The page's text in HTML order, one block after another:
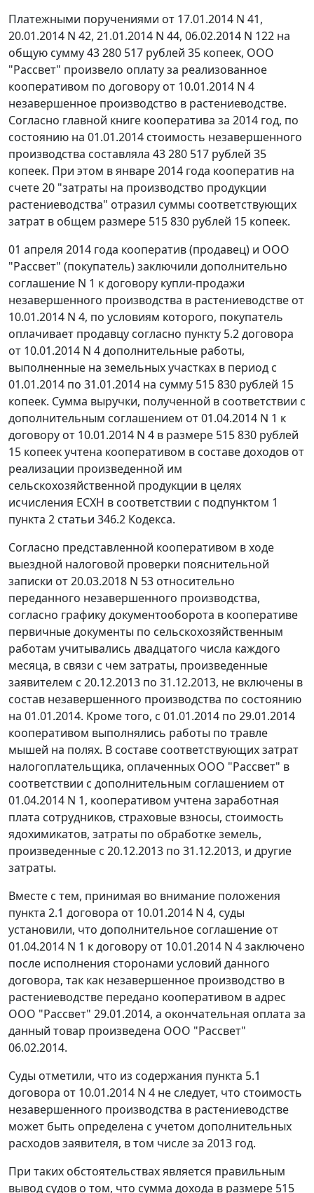
Платежными поручениями от 17.01.2014 N 41,
20.01.2014 N 42, 21.01.2014 N 44, 06.02.2014 N 122 на
общую сумму 43 280 517 рублей 35 копеек, ООО
"Рассвет" произвело оплату за реализованное
кооперативом по договору от 10.01.2014 N 4
незавершенное производство в растениеводстве.
Согласно главной книге кооператива за 2014 год, по
состоянию на 01.01.2014 стоимость незавершенного
производства составляла 43 280 517 рублей 35
копеек. При этом в январе 2014 года кооператив на
счете 20 "затраты на производство продукции
растениеводства" отразил суммы соответствующих
затрат в общем размере 515 830 рублей 15 копеек.
01 апреля 2014 года кооператив (продавец) и ООО
"Рассвет" (покупатель) заключили дополнительно
соглашение N 1 к договору купли-продажи
незавершенного производства в растениеводстве от
10.01.2014 N 4, по условиям которого, покупатель
оплачивает продавцу согласно пункту 5.2 договора
от 10.01.2014 N 4 дополнительные работы,
выполненные на земельных участках в период с
01.01.2014 по 31.01.2014 на сумму 515 830 рублей 15
копеек. Сумма выручки, полученной в соответствии с
дополнительным соглашением от 01.04.2014 N 1 к
договору от 10.01.2014 N 4 в размере 515 830 рублей
15 копеек учтена кооперативом в составе доходов от
реализации произведенной им
сельскохозяйственной продукции в целях
исчисления ЕСХН в соответствии с подпунктом 1
пункта 2 статьи 346.2 Кодекса.
Согласно представленной кооперативом в ходе
выездной налоговой проверки пояснительной
записки от 20.03.2018 N 53 относительно
переданного незавершенного производства,
согласно графику документооборота в кооперативе
первичные документы по сельскохозяйственным
работам учитывались двадцатого числа каждого
месяца, в связи с чем затраты, произведенные
заявителем с 20.12.2013 по 31.12.2013, не включены в
состав незавершенного производства по состоянию
на 01.01.2014. Кроме того, с 01.01.2014 по 29.01.2014
кооперативом выполнялись работы по травле
мышей на полях. В составе соответствующих затрат
налогоплательщика, оплаченных ООО "Рассвет" в
соответствии с дополнительным соглашением от
01.04.2014 N 1, кооперативом учтена заработная
плата сотрудников, страховые взносы, стоимость
ядохимикатов, затраты по обработке земель,
произведенные с 20.12.2013 по 31.12.2013, и другие
затраты.
Вместе с тем, принимая во внимание положения
пункта 2.1 договора от 10.01.2014 N 4, суды
установили, что дополнительное соглашение от
01.04.2014 N 1 к договору от 10.01.2014 N 4 заключено
после исполнения сторонами условий данного
договора, так как незавершенное производство в
растениеводстве передано кооперативом в адрес
ООО "Рассвет" 29.01.2014, а окончательная оплата за
данный товар произведена ООО "Рассвет"
06.02.2014.
Суды отметили, что из содержания пункта 5.1
договора от 10.01.2014 N 4 не следует, что стоимость
незавершенного производства в растениеводстве
может быть определена с учетом дополнительных
расходов заявителя, в том числе за 2013 год.
При таких обстоятельствах является правильным
вывод судов о том, что сумма дохода в размере 515